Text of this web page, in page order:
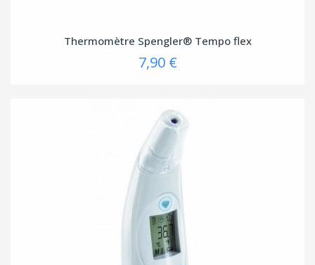
Thermomètre Spengler® Tempo flex
7,90 €